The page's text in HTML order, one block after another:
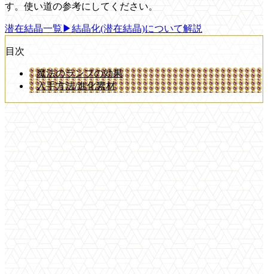
す。使い道の参考にしてください。
潜在結晶一覧 ▶結晶化(潜在結晶)について解説
目次
魔法のランプの効果
入手方法/進化素材